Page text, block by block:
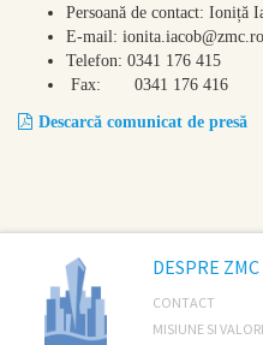
Persoană de contact: Ioniță
E-mail: ionita.iacob@zmc.ro
Telefon: 0341 176 415
Fax: 0341 176 416
Descarcă comunicat de presă
DESPRE ZMC
CONTACT
MISIUNE SI VALORI